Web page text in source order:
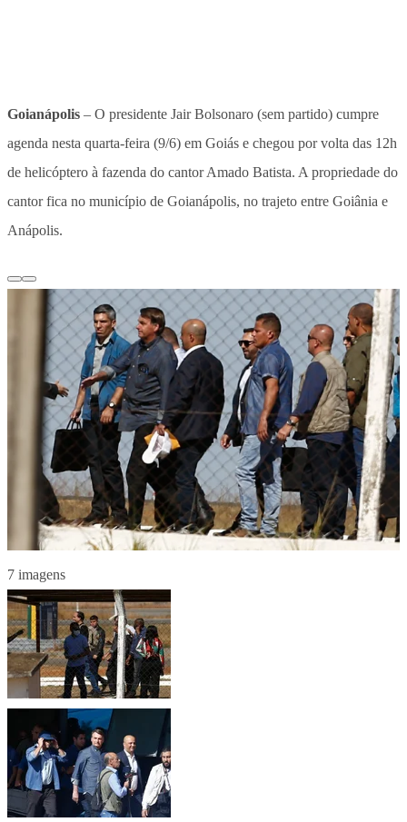
Goianápolis – O presidente Jair Bolsonaro (sem partido) cumpre
agenda nesta quarta-feira (9/6) em Goiás e chegou por volta das 12h
de helicóptero à fazenda do cantor Amado Batista. A propriedade do
cantor fica no município de Goianápolis, no trajeto entre Goiânia e
Anápolis.
7 imagens